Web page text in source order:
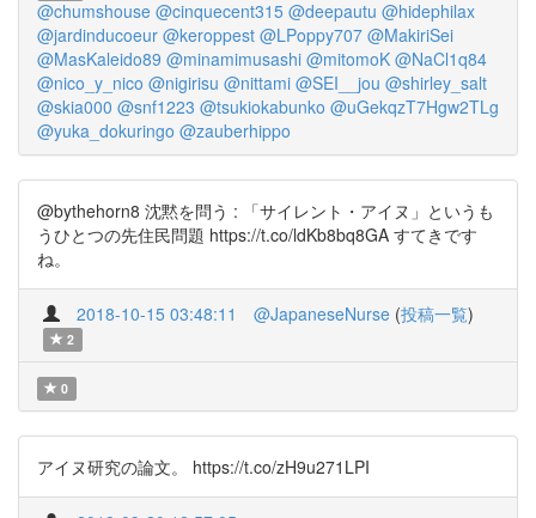
@chumshouse @cinquecent315 @deepautu @hidephilax
@jardinducoeur @keroppest @LPoppy707 @MakiriSei
@MasKaleido89 @minamimusashi @mitomoK @NaCl1q84
@nico_y_nico @nigirisu @nittami @SEI__jou @shirley_salt
@skia000 @snf1223 @tsukiokabunko @uGekqzT7Hgw2TLg
@yuka_dokuringo @zauberhippo
@bythehorn8 沈黙を問う : 「サイレント・アイヌ」というも
うひとつの先住民問題 https://t.co/ldKb8bq8GA すてきです
ね。
2018-10-15 03:48:11 @JapaneseNurse (投稿一覧)
2
0
アイヌ研究の論文。 https://t.co/zH9u271LPI